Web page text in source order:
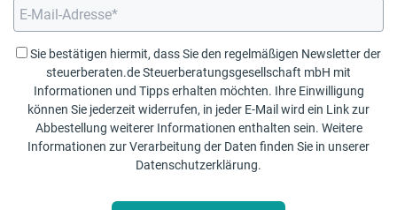
Sie bestätigen hiermit, dass Sie den regelmäßigen Newsletter der
steuerberaten.de Steuerberatungsgesellschaft mbH mit
Informationen und Tipps erhalten möchten. Ihre Einwilligung
können Sie jederzeit widerrufen, in jeder E-Mail wird ein Link zur
Abbestellung weiterer Informationen enthalten sein. Weitere
Informationen zur Verarbeitung der Daten finden Sie in unserer
Datenschutzerklärung.